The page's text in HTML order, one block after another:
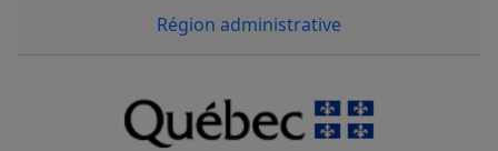
Région administrative